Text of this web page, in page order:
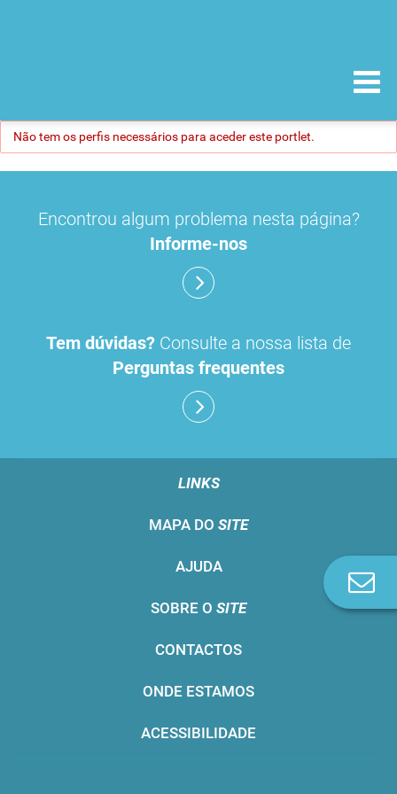
Não tem os perfis necessários para aceder este portlet.
Encontrou algum problema nesta página?
Informe-nos
Tem dúvidas? Consulte a nossa lista de
Perguntas frequentes
LINKS
MAPA DO SITE
AJUDA
SOBRE O SITE
CONTACTOS
ONDE ESTAMOS
ACESSIBILIDADE